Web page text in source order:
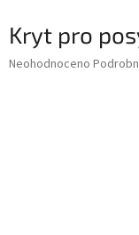
Kryt pro
Průměrné
Neohodnoceno